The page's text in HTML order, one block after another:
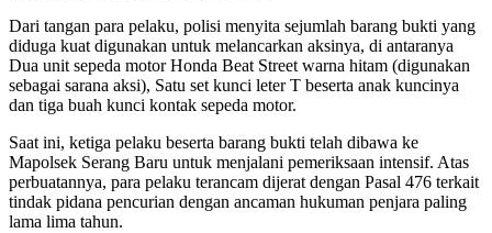
Dari tangan para pelaku, polisi menyita sejumlah barang bukti yang
diduga kuat digunakan untuk melancarkan aksinya, di antaranya
Dua unit sepeda motor Honda Beat Street warna hitam (digunakan
sebagai sarana aksi), Satu set kunci leter T beserta anak kuncinya
dan tiga buah kunci kontak sepeda motor.
Saat ini, ketiga pelaku beserta barang bukti telah dibawa ke
Mapolsek Serang Baru untuk menjalani pemeriksaan intensif. Atas
perbuatannya, para pelaku terancam dijerat dengan Pasal 476 terkait
tindak pidana pencurian dengan ancaman hukuman penjara paling
lama lima tahun.